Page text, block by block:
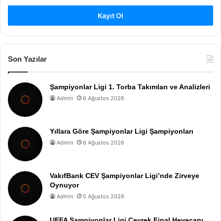
Kayıt Ol
Son Yazılar
Şampiyonlar Ligi 1. Torba Takımları ve Analizleri
Admin 6 Ağustos 2026
Yıllara Göre Şampiyonlar Ligi Şampiyonları
Admin 6 Ağustos 2026
VakıfBank CEV Şampiyonlar Ligi’nde Zirveye
Oynuyor
Admin 5 Ağustos 2026